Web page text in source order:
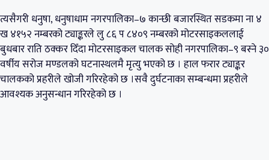
त्यसैगरी धनुषा, धनुषाधाम नगरपालिका–७ कान्छी बजारस्थित सडकमा ना ४
ख ४१५२ नम्बरको ट्याङ्करले लु ८६ प ८४०९ नम्बरको मोटरसाइकललाई
बुधबार राति ठक्कर दिँदा मोटरसाइकल चालक सोही नगरपालिका–९ बस्ने ३०
वर्षीय सरोज मण्डलको घटनास्थलमै मृत्यु भएको छ । हाल फरार ट्याङ्कर
चालकको प्रहरीले खोजी गरिरहेको छ ।सवै दुर्घटनाका सम्बन्धमा प्रहरीले
आवश्यक अनुसन्धान गरिरहेको छ ।